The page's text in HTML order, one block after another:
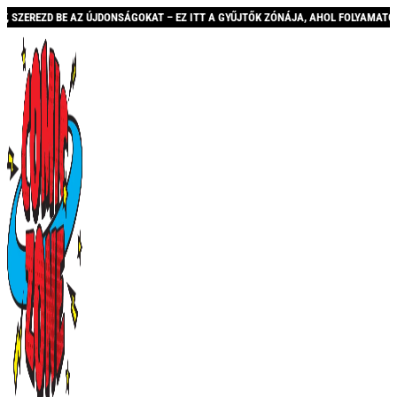
ÚJDONSÁGOKAT – EZ ITT A GYŰJTŐK ZÓNÁJA, AHOL FOLYAMATOSAN